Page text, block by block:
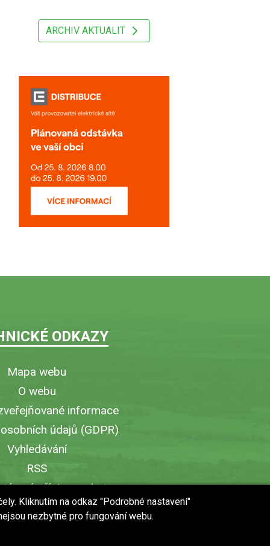
ARCHIV AKTUALIT
ODKAZY
Mapa webu
O webu
informace
údajů (GDPR)
Vyhledávání
RSS
přístup v obci
stránku
Kliknutím na odkaz "Podrobné nastavení"
nezbytné pro fungování webu.